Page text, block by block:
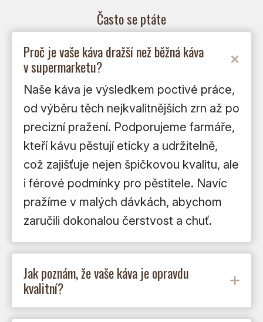
Často se ptáte
Proč je vaše káva dražší než běžná káva
v supermarketu?
Naše káva je výsledkem poctivé práce,
od výběru těch nejkvalitnějších zrn až po
precizní pražení. Podporujeme farmáře,
kteří kávu pěstují eticky a udržitelně,
což zajišťuje nejen špičkovou kvalitu, ale
i férové podmínky pro pěstitele. Navíc
pražíme v malých dávkách, abychom
zaručili dokonalou čerstvost a chuť.
Jak poznám, že vaše káva je opravdu
kvalitní?